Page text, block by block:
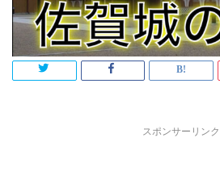
スポンサーリンク